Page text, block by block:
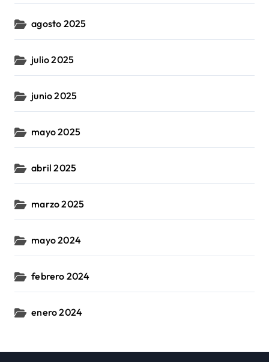
agosto 2025
julio 2025
junio 2025
mayo 2025
abril 2025
marzo 2025
mayo 2024
febrero 2024
enero 2024